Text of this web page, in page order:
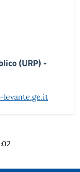
(URP) -
levante.ge.it